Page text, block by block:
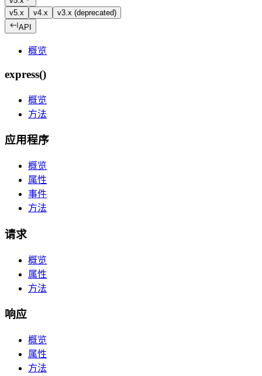
v5.x
v4.x
v3.x (deprecated)
API
概览
express()
概览
方法
应用程序
概览
属性
事件
方法
请求
概览
属性
方法
响应
概览
属性
方法